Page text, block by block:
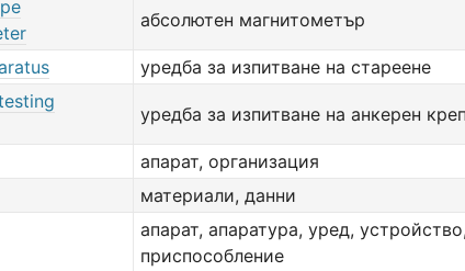
абсолютен магнитометър
уредба за изпитване на стареене
уредба за изпитване на анкерен
апарат, организация
материали, данни
апарат, апаратура, уред, устройство,
приспособление